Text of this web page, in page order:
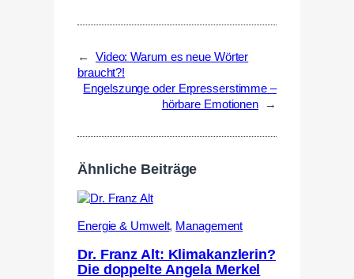
←
Video: Warum es neue Wörter
braucht?!
Engelszunge oder Erpresserstimme –
hörbare Emotionen
→
Ähnliche Beiträge
Energie & Umwelt, Management
Dr. Franz Alt: Klimakanzlerin?
Die doppelte Angela Merkel